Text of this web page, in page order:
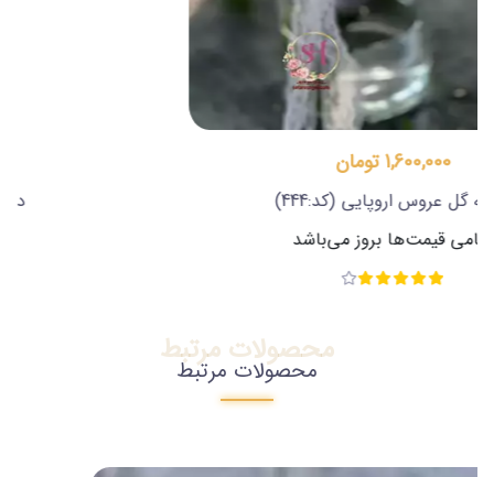
دسته گل عروس اروپایی 6
تمامی قیمت‌ها بروز می‌باشد
محصولات مرتبط
محصولات مرتبط